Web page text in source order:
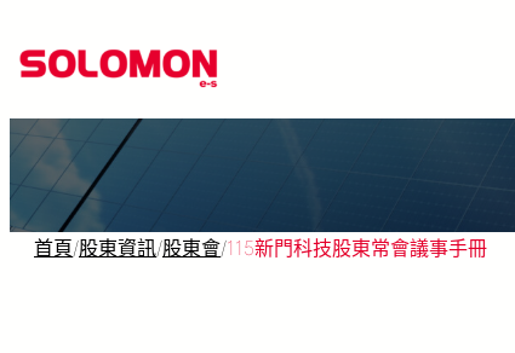
至
要
容
首頁/股東資訊/股東會/115新門科技股東常會議事手冊